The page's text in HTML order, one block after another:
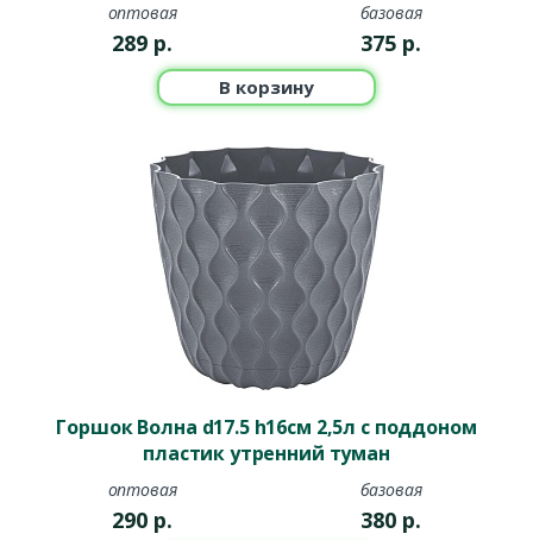
оптовая
289 р.
базовая
375 р.
В корзину
Горшок Волна d17.5 h16см 2,5л с поддоном
пластик утренний туман
оптовая
290 р.
базовая
380 р.